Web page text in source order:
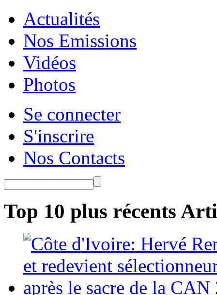
Actualités
Nos Emissions
Vidéos
Photos
Se connecter
S'inscrire
Nos Contacts
Top 10 plus récents